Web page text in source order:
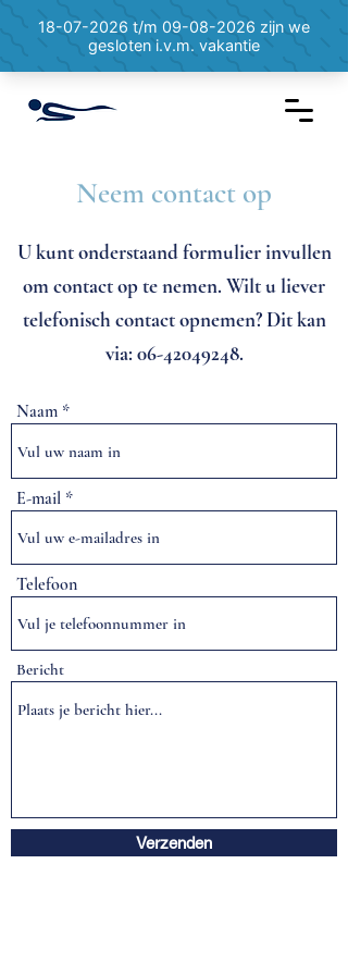
Neem contact op
U kunt onderstaand formulier invullen
om contact op te nemen. Wilt u liever
telefonisch contact opnemen? Dit kan
via: 06-42049248.
Naam
E-mail
Telefoon
Bericht
Verzenden